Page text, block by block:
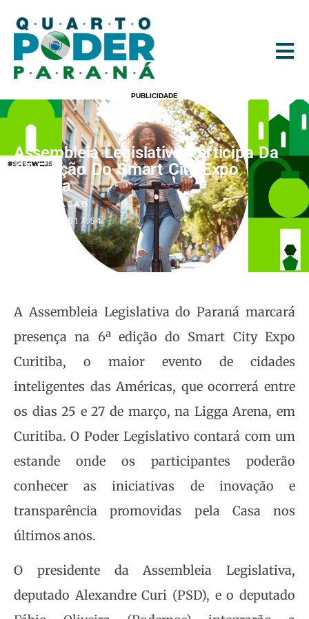
PUBLICIDADE
Assembleia Legislativa Participa Da
6ª Edição Do Smart City Expo
Curitiba
REDACAO
24/03/2025 17:54
A Assembleia Legislativa do Paraná marcará
presença na 6ª edição do Smart City Expo
Curitiba, o maior evento de cidades
inteligentes das Américas, que ocorrerá entre
os dias 25 e 27 de março, na Ligga Arena, em
Curitiba. O Poder Legislativo contará com um
estande onde os participantes poderão
conhecer as iniciativas de inovação e
transparência promovidas pela Casa nos
últimos anos.
O presidente da Assembleia Legislativa,
deputado Alexandre Curi (PSD), e o deputado